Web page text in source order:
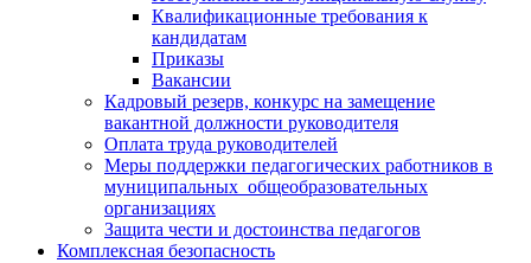
Квалификационные требования к
кандидатам
Приказы
Вакансии
Кадровый резерв, конкурс на замещение
вакантной должности руководителя
Оплата труда руководителей
Меры поддержки педагогических работников в
муниципальных общеобразовательных
организациях
Защита чести и достоинства педагогов
Комплексная безопасность